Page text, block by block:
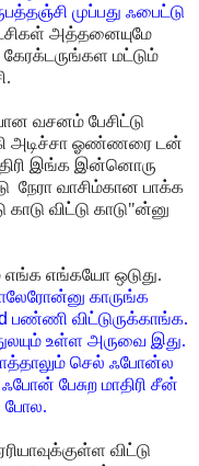
முப்பது ஃபைட்டு
அத்தனையுமே
மட்டும்
வசனம் பேசிட்டு
அடிச்சா ஓண்ணரை டன்
இங்க இன்னொரு
நேரா வாசிம்கான பாக்க
காடு விட்டு காடு"ன்னு
எங்க எங்கயோ ஒடுது.
காருங்க
பண்ணி விட்டுருக்காங்க.
உள்ள அருவை இது.
செல் ஃபோன்ல
பேசுற மாதிரி சீன்
போல.
விட்டு